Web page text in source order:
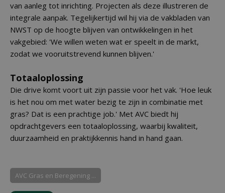
van aanleg tot inrichting. Projecten als deze illustreren de
integrale aanpak. Tegelijkertijd wil hij via de vakbladen van
NWST op de hoogte blijven van ontwikkelingen in het
vakgebied: 'We willen weten wat er speelt in de markt,
zodat we vooruitstrevend kunnen blijven.'
Totaaloplossing
Die drive komt voort uit zijn passie voor het vak. 'Hoe leuk
is het nou om met water bezig te zijn in combinatie met
gras? Dat is een prachtige job.' Met AVC biedt hij
opdrachtgevers een totaaloplossing, waarbij kwaliteit,
duurzaamheid en praktijkkennis hand in hand gaan.
AVC Gras en Beregening ...